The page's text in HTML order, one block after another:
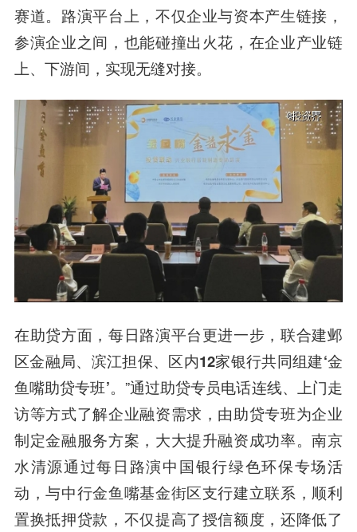
赛道。路演平台上，不仅企业与资本产生链接，
参演企业之间，也能碰撞出火花， 在企业产业链
上、下游间，实现无缝对接。
在助贷方面，每日路演平台更进一步，联合建邺
区金融局、滨江担保、区内12家银行共同组建‘金
鱼嘴助贷专班’。 ”通过助贷专员电话连线、上门走
访等方式了解企业融资需求，由助贷专班为企业
制定金融服务方案，大大提升融资成功率。南京
水清源通过每日路演中国银行绿色环保专场活
动，与中行金鱼嘴基金街区支行建立联系，顺利
置换抵押贷款，不仅提高了授信额度，还降低了